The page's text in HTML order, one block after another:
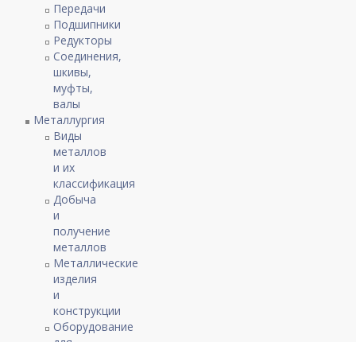
Передачи
Подшипники
Редукторы
Соединения,
шкивы,
муфты,
валы
Металлургия
Виды
металлов
и их
классификация
Добыча
и
получение
металлов
Металлические
изделия
и
конструкции
Оборудование